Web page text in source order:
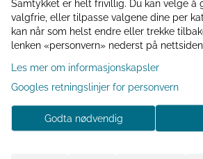
Informasjon
Shotglass blank – "Gutta"-tekster
gavepakke)
Gi festbordet en ekstra dose humor
dette settet shotglass!
Samtykket er helt frivillig. Du kan velge å
valgfrie, eller tilpasse valgene dine per
kan når som helst endre eller trekke
lenken «personvern» nederst på nettsiden
Les mer om informasjonskapsler
Googles retningslinjer for personvern
Godta nødvendig